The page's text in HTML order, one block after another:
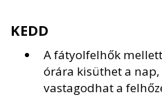
KEDD
A fátyolfelhők
órára kisüthet a
vastagodhat a